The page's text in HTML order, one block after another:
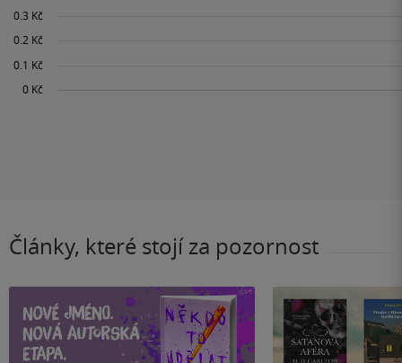
Články, které stojí za pozornost